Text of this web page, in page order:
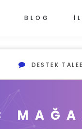
DESTEK
BLOG